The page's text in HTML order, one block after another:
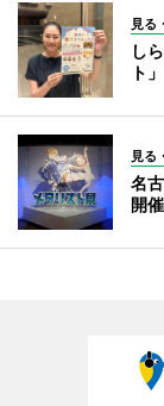
見る
し
ト
見る
名
開